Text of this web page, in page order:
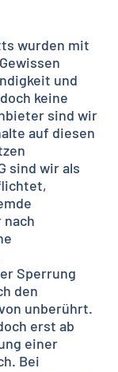
wurden mit
und
keine
sind wir
auf diesen
sind wir als
Sperrung
den
unberührt.
erst ab
einer
Bei